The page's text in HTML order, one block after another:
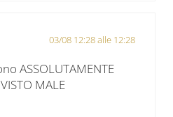
03/08 12:28 alle 12:28
ASSOLUTAMENTE
MALE